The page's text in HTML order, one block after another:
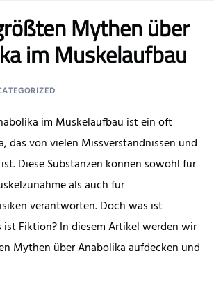
Mythen über
im Muskelaufbau
im Muskelaufbau ist ein oft
das von vielen Missverständnissen und
Diese Substanzen können sowohl für
als auch für
verantworten. Doch was ist
Fiktion? In diesem Artikel werden wir
Mythen über Anabolika aufdecken und